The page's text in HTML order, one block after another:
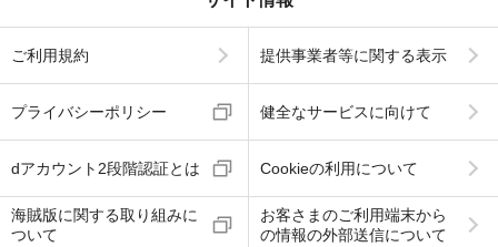
ご利用規約 提供事業者等に関する表示
プライバシーポリシー 健全なサービスに向けて
dアカウント2段階認証とは Cookieの利用について
海賊版に関する取り組みに
ついて
お客さまのご利用端末から
の情報の外部送信について